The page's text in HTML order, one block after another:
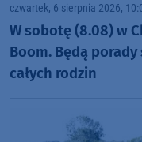
czwartek, 6 sierpnia 2026,
W sobotę (8.08) w
Boom. Będą
całych rodzin